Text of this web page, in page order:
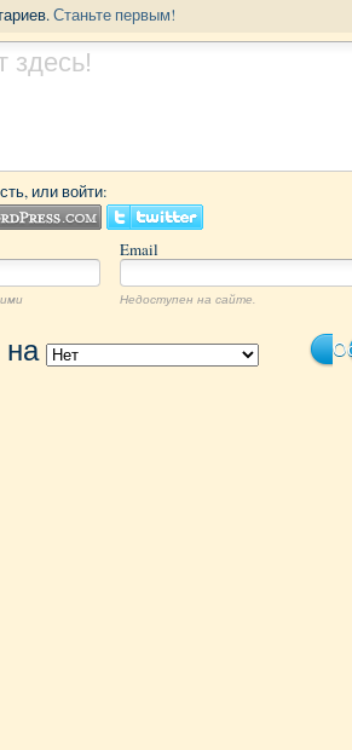
Станьте первым!
или войти:
Email
Недоступен на сайте.
на